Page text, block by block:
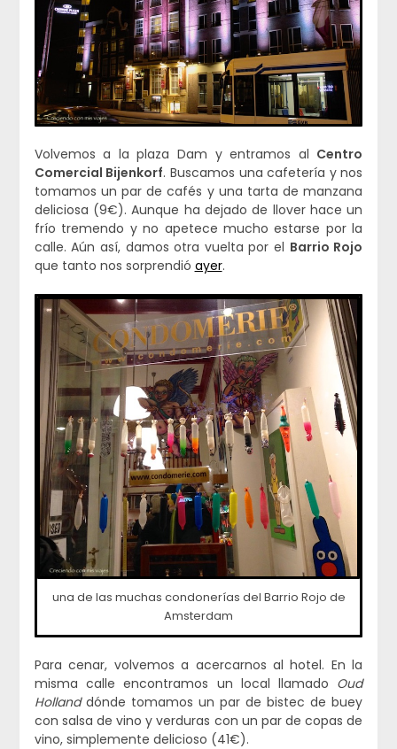
Volvemos a la plaza Dam y entramos al Centro
Comercial Bijenkorf. Buscamos una cafetería y nos
tomamos un par de cafés y una tarta de manzana
deliciosa (9€). Aunque ha dejado de llover hace un
frío tremendo y no apetece mucho estarse por la
calle. Aún así, damos otra vuelta por el Barrio Rojo
que tanto nos sorprendió ayer.
una de las muchas condonerías del Barrio Rojo de
Amsterdam
Para cenar, volvemos a acercarnos al hotel. En la
misma calle encontramos un local llamado Oud
Hollanddónde tomamos un par de bistec de buey
con salsa de vino y verduras con un par de copas de
vino, simplemente delicioso (41€).